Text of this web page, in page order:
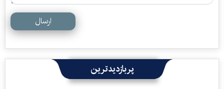
ارسال
پربازدیدترین